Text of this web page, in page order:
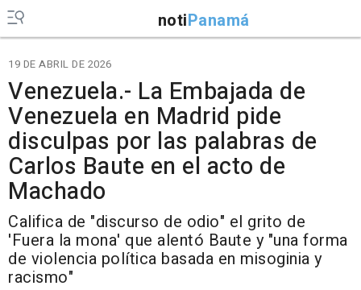
notiPanamá
19 DE ABRIL DE 2026
Venezuela.- La Embajada de
Venezuela en Madrid pide
disculpas por las palabras de
Carlos Baute en el acto de
Machado
Califica de "discurso de odio" el grito de
'Fuera la mona' que alentó Baute y "una forma
de violencia política basada en misoginia y
racismo"